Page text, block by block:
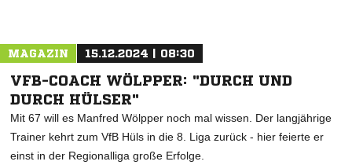
MAGAZIN 15.12.2024 | 08:30
VFB-COACH WÖLPPER: "DURCH UND
DURCH HÜLSER"
Mit 67 will es Manfred Wölpper noch mal wissen. Der langjährige
Trainer kehrt zum VfB Hüls in die 8. Liga zurück - hier feierte er
einst in der Regionalliga große Erfolge.